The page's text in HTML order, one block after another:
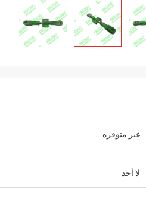
غير متوفره
لا أحد